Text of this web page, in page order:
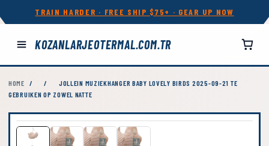
TRAIN HARDER · FREE SHIP $75+ · GEAR UP NOW
KOZANLARJEOTERMAL.COM.TR
HOME / /
JOLLEIN MUZIEKHANGER BABY LOVELY BIRDS 2025-09-21 TE
GEBRUIKEN OP ZOWEL NATTE